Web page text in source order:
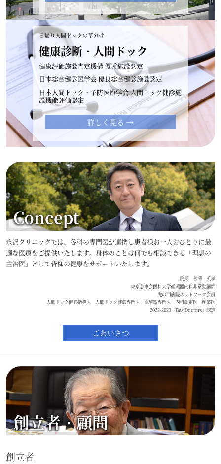
日帰り人間ドックの草分け
健康診断・人間ドック
健康評価施設査定機構 優秀施設認定
日本総合健診医学会 優良総合健診施設認定
日本人間ドック・予防医療学会 人間ドック健診施
設機能評価認定
詳しく見る →
Concept
永沢クリニックでは、各科の専門医が連携し患者様お一人おひとりに最
適な医療をご提供いたします。身体のことは何でも相談できる「理想の
主治医」として皆様の健康をサポートいたします。
院長 永澤 英孝
東京慈恵会医科大学循環器内科非常勤講師
虎の門病院ネットワーク会員
人間ドック健診指導医 人間ドック健診専門医 循環器専門医 内科認定医 産業医
2022-2023『BestDoctors』認定
ごあいさつ
創立者・顧問
創立者